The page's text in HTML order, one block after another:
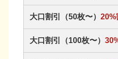
大口割引（50枚〜） 20%
大口割引（100枚〜）